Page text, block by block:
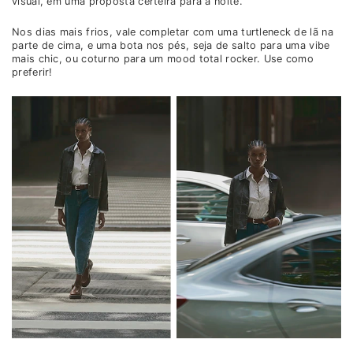
Nos dias mais frios, vale completar com uma turtleneck de lã na
parte de cima, e uma bota nos pés, seja de salto para uma vibe
mais chic, ou coturno para um mood total rocker. Use como
preferir!